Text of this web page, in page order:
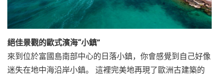
絕佳景觀的歐式濱海“小鎮”
來到位於富國島南部中心的日落小鎮，你會感覺到自己好像
迷失在地中海沿岸小鎮。 這裡完美地再現了歐洲古建築的